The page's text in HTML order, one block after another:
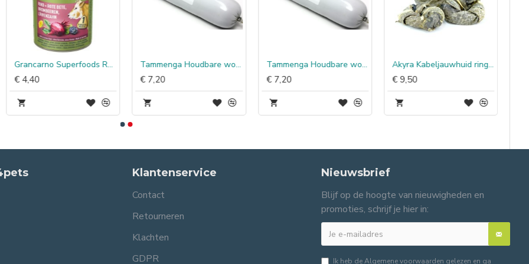
Grancarno Superfoods Rundvlees, Bieten, Braambessen & Paardenbloem
€ 4,40
Tammenga Houdbare worst Zalm
€ 7,20
Tammenga Houdbare worst Rund
€ 7,20
Akyra Kabeljauwhuid ringen
€ 9,50
Klantenservice
Contact
Retourneren
Klachten
GDPR
Nieuwsbrief
Blijf op de hoogte van nieuwigheden en
promoties, schrijf je hier in:
Ik heb deAlgemene voorwaarden gelezen en ga